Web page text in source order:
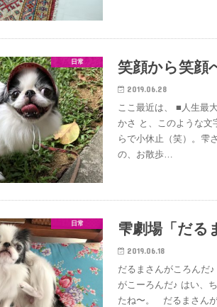
日常 笑顔から笑顔
2019.06.28
ここ最近は、 ■人生最
かさ と、このような文
らで小休止（笑）。
の、お散歩…
日常 雫劇場「だる
2019.06.18
だるまさんがころん
がこーろんだ♪ はい、
たね〜。 だるまさん